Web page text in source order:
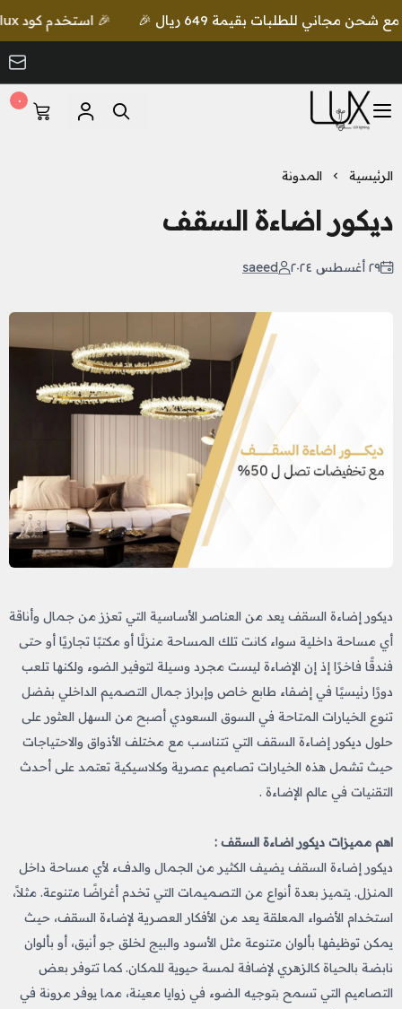
🎉 استخدم كود lux واحصل على خصم إضافي مع شحن مجاني للطلبات بقيمة 649 ريال 🎉
LUX Lighting
٠
الرئيسية المدونة
ديكور اضاءة السقف
٢٩ أغسطس ٢٠٢٤ saeed
ديكور إضاءة السقف يعد من العناصر الأساسية التي تعزز من جمال وأناقة
أي مساحة داخلية سواء كانت تلك المساحة منزلًا أو مكتبًا تجاريًا أو حتى
فندقًا فاخرًا إذ إن الإضاءة ليست مجرد وسيلة لتوفير الضوء ولكنها تلعب
دورًا رئيسيًا في إضفاء طابع خاص وإبراز جمال التصميم الداخلي بفضل
تنوع الخيارات المتاحة في السوق السعودي أصبح من السهل العثور على
حلول ديكور إضاءة السقف التي تتناسب مع مختلف الأذواق والاحتياجات
حيث تشمل هذه الخيارات تصاميم عصرية وكلاسيكية تعتمد على أحدث
التقنيات في عالم الإضاءة .
اهم مميزات ديكور اضاءة السقف :
ديكور إضاءة السقف يضيف الكثير من الجمال والدفء لأي مساحة داخل
المنزل. يتميز بعدة أنواع من التصميمات التي تخدم أغراضًا متنوعة. مثلاً،
استخدام الأضواء المعلقة يعد من الأفكار العصرية لإضاءة السقف، حيث
يمكن توظيفها بألوان متنوعة مثل الأسود والبيج لخلق جو أنيق، أو بألوان
نابضة بالحياة كالزهري لإضافة لمسة حيوية للمكان. كما تتوفر بعض
التصاميم التي تسمح بتوجيه الضوء في زوايا معينة، مما يوفر مرونة في